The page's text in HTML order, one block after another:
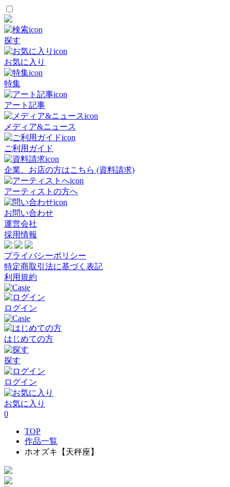
探す
お気に入り
特集
アート記事
メディア&ニュース
ご利用ガイド
企業、お店の方はこちら (資料請求)
アーティストの方へ
お問い合わせ
運営会社
採用情報
プライバシーポリシー
特定商取引法に基づく表記
利用規約
ログイン
はじめての方
探す
ログイン
お気に入り
0
TOP
作品一覧
ホオズキ【天秤座】